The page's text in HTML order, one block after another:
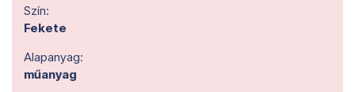
Szín:
Fekete
Alapanyag:
műanyag